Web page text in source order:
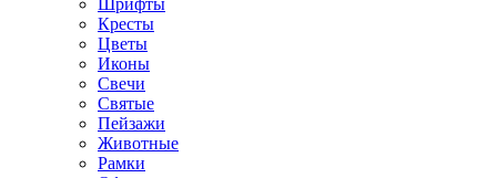
Шрифты
Кресты
Цветы
Иконы
Свечи
Святые
Пейзажи
Животные
Рамки